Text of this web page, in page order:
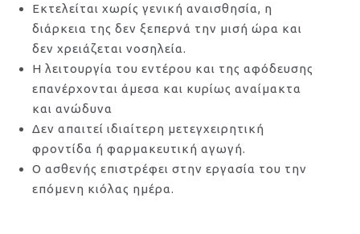
Εκτελείται χωρίς γενική αναισθησία, η
διάρκεια της δεν ξεπερνά την μισή ώρα και
δεν χρειάζεται νοσηλεία.
Η λειτουργία του εντέρου και της αφόδευσης
επανέρχονται άμεσα και κυρίως αναίμακτα
και ανώδυνα
Δεν απαιτεί ιδιαίτερη μετεγχειρητική
φροντίδα ή φαρμακευτική αγωγή.
Ο ασθενής επιστρέφει στην εργασία του την
επόμενη κιόλας ημέρα.